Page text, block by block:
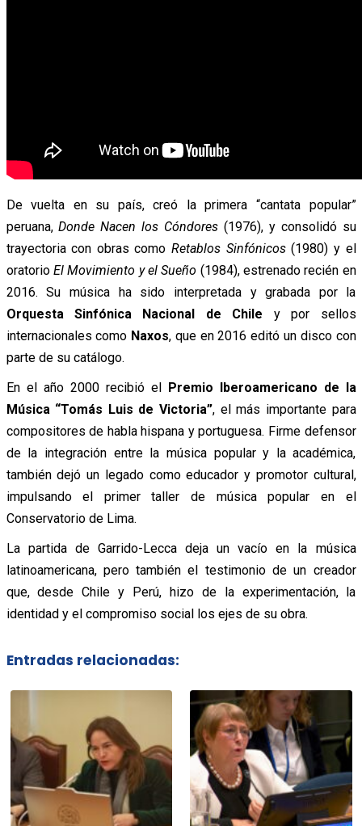
De vuelta en su país, creó la primera “cantata popular”
peruana,Donde Nacen los Cóndores (1976), y consolidó su
trayectoria con obras como Retablos Sinfónicos(1980) y el
oratorio El Movimiento y el Sueño (1984), estrenado recién en
2016. Su música ha sido interpretada y grabada por la
Orquesta Sinfónica Nacional de Chile y por sellos
internacionales como Naxos, que en 2016 editó un disco con
parte de su catálogo.
En el año 2000 recibió el Premio Iberoamericano de la
Música “Tomás Luis de Victoria”, el más importante para
compositores de habla hispana y portuguesa. Firme defensor
de la integración entre la música popular y la académica,
también dejó un legado como educador y promotor cultural,
impulsando el primer taller de música popular en el
Conservatorio de Lima.
La partida de Garrido-Lecca deja un vacío en la música
latinoamericana, pero también el testimonio de un creador
que, desde Chile y Perú, hizo de la experimentación, la
identidad y el compromiso social los ejes de su obra.
Entradas relacionadas: